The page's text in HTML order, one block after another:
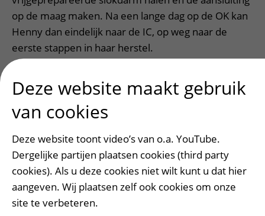
op de maag maken. Na een lange dag op de OK kan
Henny dan eindelijk naar de IC, op weg naar de
eerste stappen in haar herstel.
Het robot-operatieteam:
bestaat uit: 3 chirurgen, 1 physician assistant, 8
OK-assistenten, 1 arts-assistent, 2
heeft via hetpromotieonderzoek van chirurg in
opleiding Pieter van der Sluijs aangetoond dat
robotchirurgie effectiever is dan ‘open chirurgie’:
minder bloedverlies, minder postoperatieve
Deze website maakt gebruik
van cookies
Deze website toont video’s van o.a. YouTube.
Dergelijke partijen plaatsen cookies (third party
cookies). Als u deze cookies niet wilt kunt u dat hier
aangeven. Wij plaatsen zelf ook cookies om onze
site te verbeteren.